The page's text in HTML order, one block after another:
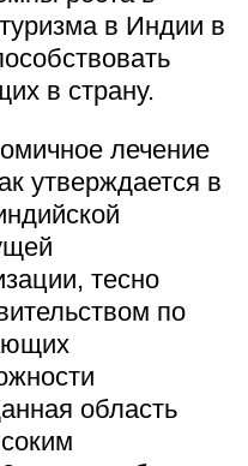
в Индии в
в страну.
лечение
утверждается в
тесно
по
область